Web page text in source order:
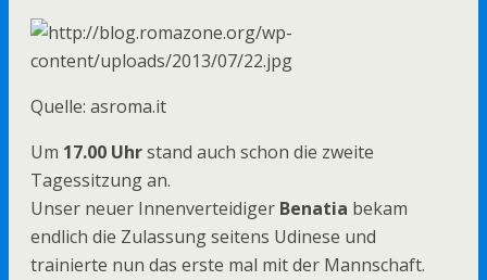
Quelle: asroma.it
Um 17.00 Uhrstand auch schon die zweite
Tagessitzung an.
Unser neuer Innenverteidiger Benatia bekam
endlich die Zulassung seitens Udinese und
trainierte nun das erste mal mit der Mannschaft.